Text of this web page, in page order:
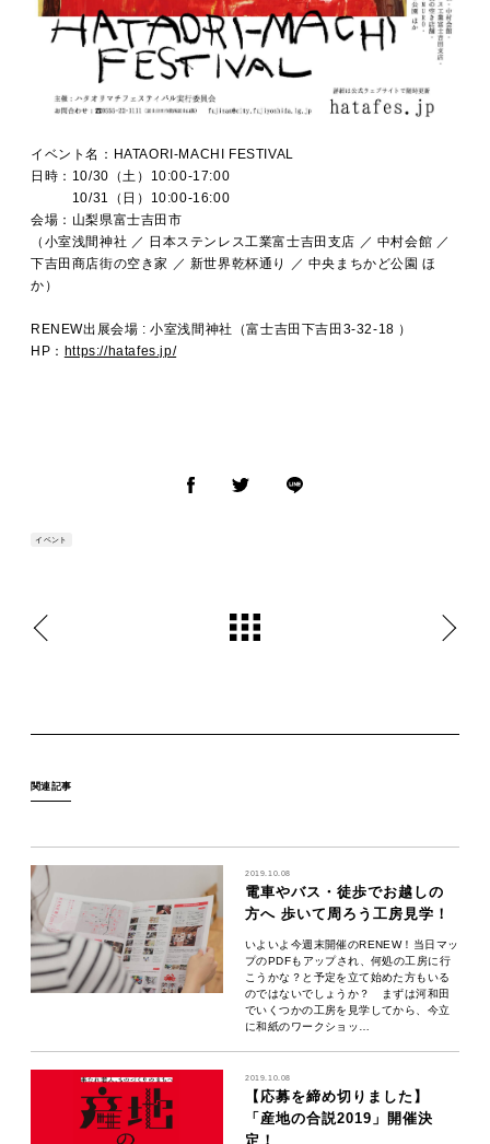
イベント名：HATAORI-MACHI FESTIVAL
日時：10/30（土）10:00-17:00
10/31（日）10:00-16:00
会場：山梨県富士吉田市
（ 小室浅間神社 ／ 日本ステンレス工業富士吉田支店 ／ 中村会館 ／
下吉田商店街の空き家 ／ 新世界乾杯通り ／ 中央まちかど公園 ほ
か）
RENEW出展会場 : 小室浅間神社（富士吉田下吉田3-32-18 ）
HP： https://hatafes.jp/
イベント
関連記事
2019.10.08
電車やバス・徒歩でお越しの
方へ 歩いて周ろう工房見学！
いよいよ今週末開催のRENEW！当日マッ
プのPDFもアップされ、何処の工房に行
こうかな？と予定を立て始めた方もいる
のではないでしょうか？ まずは河和田
でいくつかの工房を見学してから、今立
に和紙のワークショッ…
2019.10.08
【応募を締め切りました】
「産地の合説2019」開催決
定！